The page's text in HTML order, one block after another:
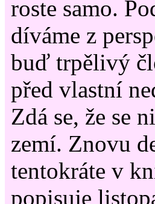
roste samo.
díváme z
buď trpělivý
před vlastní
Zdá se, že se
zemí. Znovu
tentokráte v
popisuje